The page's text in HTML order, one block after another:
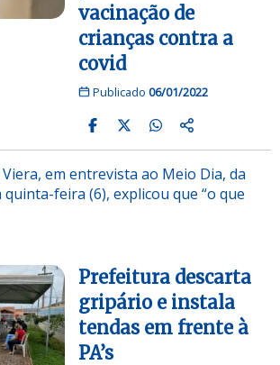
vacinação de
crianças contra a
covid
Publicado 06/01/2022
em entrevista ao Meio Dia, da
quinta-feira (6), explicou que “o que
Prefeitura descarta
gripário e instala
tendas em frente à
PA’s